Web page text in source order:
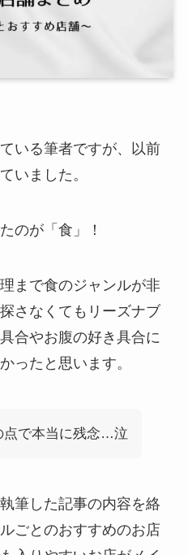
いる筆者ですが、以前
いました。
のが「食」！
まで食のジャンルが非
さなくてもリーズナブ
合やお腹の好き具合に
ったと思います。
点で本当に残念…泣
筆した記事の内容を絡
ごとのおすすめのお店